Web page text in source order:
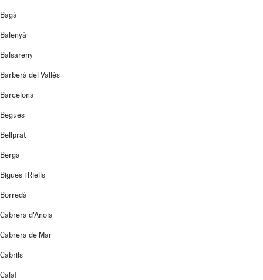
Bagà
Balenyà
Balsareny
Barberà del Vallès
Barcelona
Begues
Bellprat
Berga
Bigues i Riells
Borredà
Cabrera d'Anoia
Cabrera de Mar
Cabrils
Calaf